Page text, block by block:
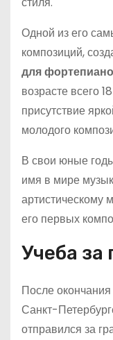
Одной из его
композиций,
для
возрасте всего
присутствие
молодого
В свои юные
имя в мире
артистическому
его первых
Учеба за
После
Санкт-
отправился за